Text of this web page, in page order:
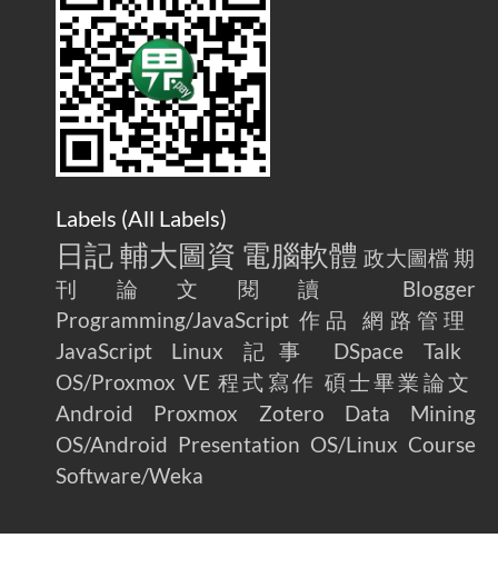
Labels (All Labels)
日記 輔大圖資 電腦軟體 政大圖檔 期
刊論文閱讀
Blogger
Programming/JavaScript 作品
網路管理
JavaScript
Linux 記事 DSpace
Talk
OS/Proxmox VE 程式寫作 碩士畢業論文
Android
Proxmox Zotero
Data Mining
OS/Android Presentation OS/Linux Course
Software/Weka